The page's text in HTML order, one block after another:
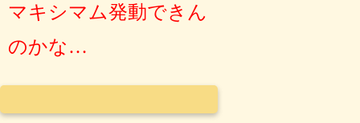
マキシマム発動できん
のかな…